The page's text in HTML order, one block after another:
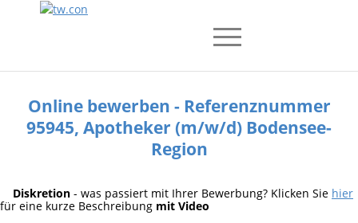
Online bewerben - Referenznummer
95945, Apotheker (m/w/d) Bodensee-
Region
Diskretion - was passiert mit Ihrer Bewerbung? Klicken Sie hier
für eine kurze Beschreibung mit Video